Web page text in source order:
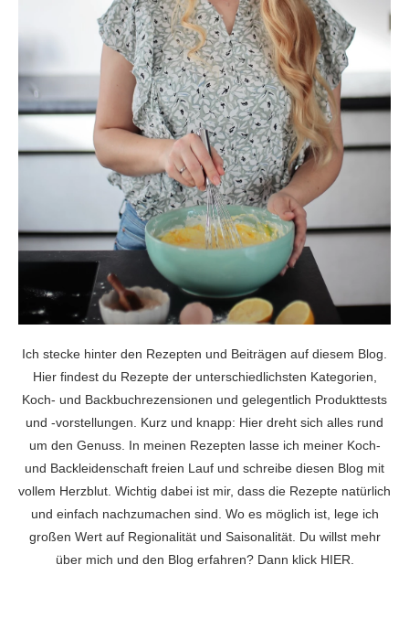
Ich stecke hinter den Rezepten und Beiträgen auf diesem Blog.
Hier findest du Rezepte der unterschiedlichsten Kategorien,
Koch- und Backbuchrezensionen und gelegentlich Produkttests
und -vorstellungen. Kurz und knapp: Hier dreht sich alles rund
um den Genuss. In meinen Rezepten lasse ich meiner Koch-
und Backleidenschaft freien Lauf und schreibe diesen Blog mit
vollem Herzblut. Wichtig dabei ist mir, dass die Rezepte natürlich
und einfach nachzumachen sind. Wo es möglich ist, lege ich
großen Wert auf Regionalität und Saisonalität. Du willst mehr
über mich und den Blog erfahren? Dann klick HIER